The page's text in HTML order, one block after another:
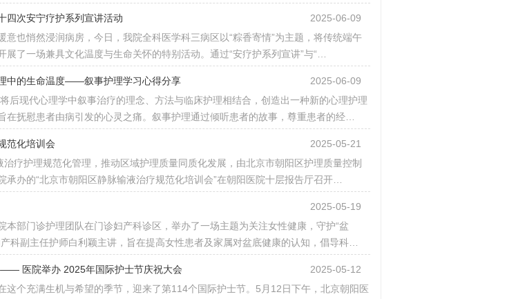
2025-06-09
四次安宁疗护系列宣讲活动
意也悄然浸润病房，今日，我院全科医学科三病区以“粽香寄情”为主题，将传统端午
展了一场兼具文化温度与生命关怀的特别活动。通过“安疗护系列宣讲”与“…
2025-06-09
中的生命温度——叙事护理学习心得分享
后现代心理学中叙事治疗的理念、方法与临床护理相结合，创造出一种新的心理护理
在抚慰患者由病引发的心灵之痛。叙事护理通过倾听患者的故事，尊重患者的经…
2025-05-21
范化培训会
疗护理规范化管理，推动区域护理质量同质化发展，由北京市朝阳区护理质量控制
承办的“北京市朝阳区静脉输液治疗规范化培训会”在朝阳医院十层报告厅召开…
2025-05-19
本部门诊护理团队在门诊妇产科诊区，举办了一场主题为关注女性健康，守护“盆
科副主任护师白利颖主讲，旨在提高女性患者及家属对盆底健康的认知，倡导科…
2025-05-12
医院举办 2025年国际护士节庆祝大会
这个充满生机与希望的季节，迎来了第114个国际护士节。5月12日下午，北京朝阳医